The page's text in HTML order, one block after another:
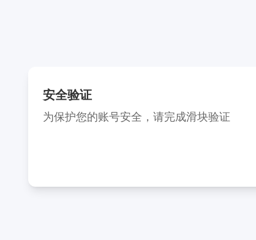
安全验证
为保护您的账号安全，请完成滑块验证